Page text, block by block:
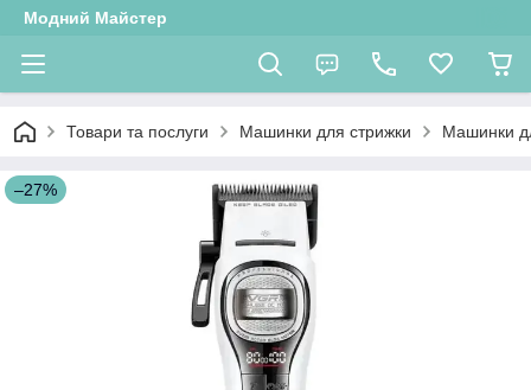
Модний Майстер
Товари та послуги Машинки для стрижки Машинки
–27%